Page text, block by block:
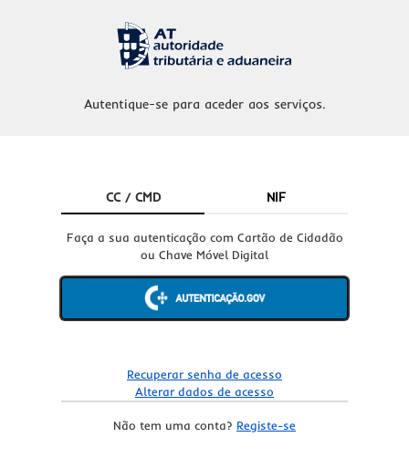
Autentique-se para aceder aos serviços.
CC / CMD NIF
Faça a sua autenticação com Cartão de Cidadão
ou Chave Móvel Digital
Recuperar senha de acesso
Alterar dados de acesso
Não tem uma conta? Registe-se